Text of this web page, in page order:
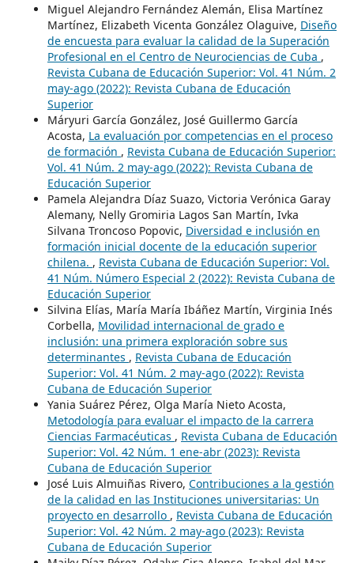
Miguel Alejandro Fernández Alemán, Elisa Martínez
Martínez, Elizabeth Vicenta González Olaguive, Diseño
de encuesta para evaluar la calidad de la Superación
Profesional en el Centro de Neurociencias de Cuba ,
Revista Cubana de Educación Superior: Vol. 41 Núm. 2
may-ago (2022): Revista Cubana de Educación
Superior
Máryuri García González, José Guillermo García
Acosta, La evaluación por competencias en el proceso
de formación , Revista Cubana de Educación Superior:
Vol. 41 Núm. 2 may-ago (2022): Revista Cubana de
Educación Superior
Pamela Alejandra Díaz Suazo, Victoria Verónica Garay
Alemany, Nelly Gromiria Lagos San Martín, Ivka
Silvana Troncoso Popovic, Diversidad e inclusión en
formación inicial docente de la educación superior
chilena. , Revista Cubana de Educación Superior: Vol.
41 Núm. Número Especial 2 (2022): Revista Cubana de
Educación Superior
Silvina Elías, María María Ibáñez Martín, Virginia Inés
Corbella, Movilidad internacional de grado e
inclusión: una primera exploración sobre sus
determinantes , Revista Cubana de Educación
Superior: Vol. 41 Núm. 2 may-ago (2022): Revista
Cubana de Educación Superior
Yania Suárez Pérez, Olga María Nieto Acosta,
Metodología para evaluar el impacto de la carrera
Ciencias Farmacéuticas , Revista Cubana de Educación
Superior: Vol. 42 Núm. 1 ene-abr (2023): Revista
Cubana de Educación Superior
José Luis Almuiñas Rivero, Contribuciones a la gestión
de la calidad en las Instituciones universitarias: Un
proyecto en desarrollo , Revista Cubana de Educación
Superior: Vol. 42 Núm. 2 may-ago (2023): Revista
Cubana de Educación Superior